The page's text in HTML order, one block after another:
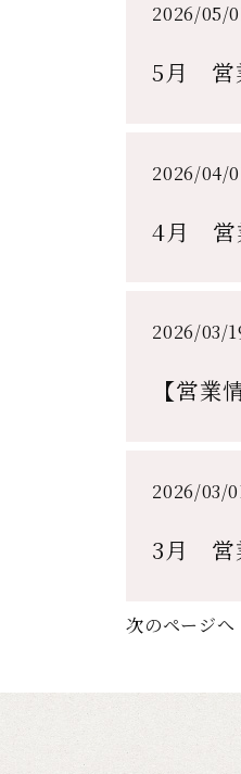
2026/05/
5月 営
2026/04/
4月 営
2026/03/
【営
2026/03/
3月 営
次のページへ